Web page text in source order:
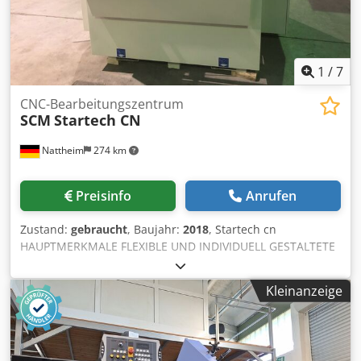
1 /7
Nattheim 274 km
CNC-Bearbeitungszentrum
SCM Startech CN
Preisinfo Anrufen
Zustand: gebraucht, Baujahr: 2018, Startech cn
HAUPTMERKMALE FLEXIBLE UND INDIVIDUELL GESTALTETE
PRODUKTION VERBUNDEN MIT GESCHWINDIGKEIT UND
PRÄZISION DAS BOHREN VON OBEN MIT BEZUGNAHME
AUF DIE OBERSEITE DER PLATTE ERMÖGLICHT EINE
ABSOLUT PRÄZISE BEARBEITUNG NUMERISCHE
STEUERUNG MIT 7" FARBBILDSCHIRM: EINFACH UND
INTUITIV TECHNISCHE DATEN Startech CN ACHSEN Max.
Kleinanzeige